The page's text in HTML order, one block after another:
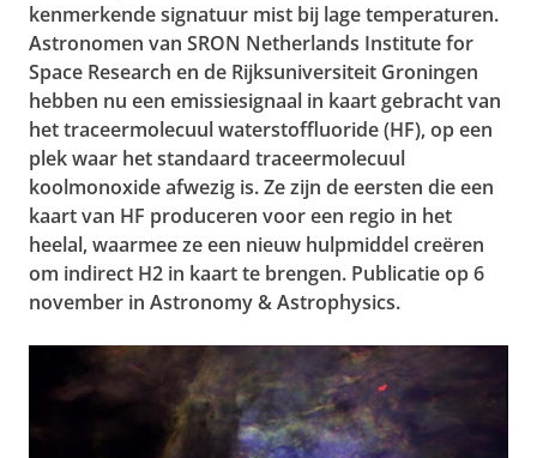
kenmerkende signatuur mist bij lage temperaturen.
Astronomen van SRON Netherlands Institute for
Space Research en de Rijksuniversiteit Groningen
hebben nu een emissiesignaal in kaart gebracht van
het traceermolecuul waterstoffluoride (HF), op een
plek waar het standaard traceermolecuul
koolmonoxide afwezig is. Ze zijn de eersten die een
kaart van HF produceren voor een regio in het
heelal, waarmee ze een nieuw hulpmiddel creëren
om indirect H2 in kaart te brengen. Publicatie op 6
november in Astronomy & Astrophysics.